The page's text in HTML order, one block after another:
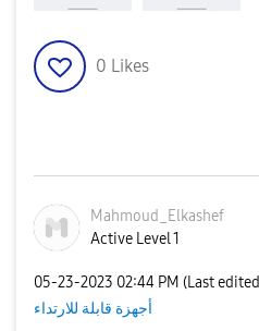
0 Likes
Mahmoud_Elkashef
Active Level 1
‎05-23-2023 02:44 PM (Last edited
أجهزة قابلة للارتداء